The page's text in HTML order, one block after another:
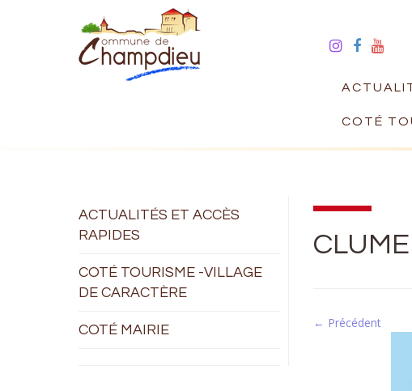
COTÉ
ACTUALITÉS ET ACCÈS
RAPIDES
COTÉ TOURISME -VILLAGE
DE CARACTÈRE
COTÉ MAIRIE ← Précédent